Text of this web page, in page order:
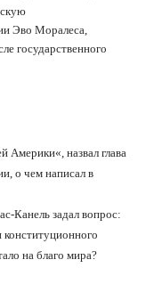
Эво Моралеса,
государственного
Америки«, назвал глава
о чем написал в
Канель задал вопрос:
конституционного
на благо мира?